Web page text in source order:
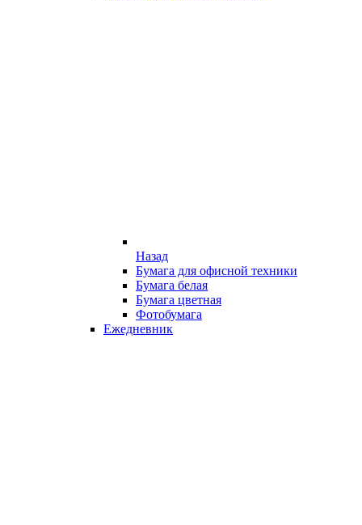
Назад
Бумага для офисной техники
Бумага белая
Бумага цветная
Фотобумага
Ежедневник